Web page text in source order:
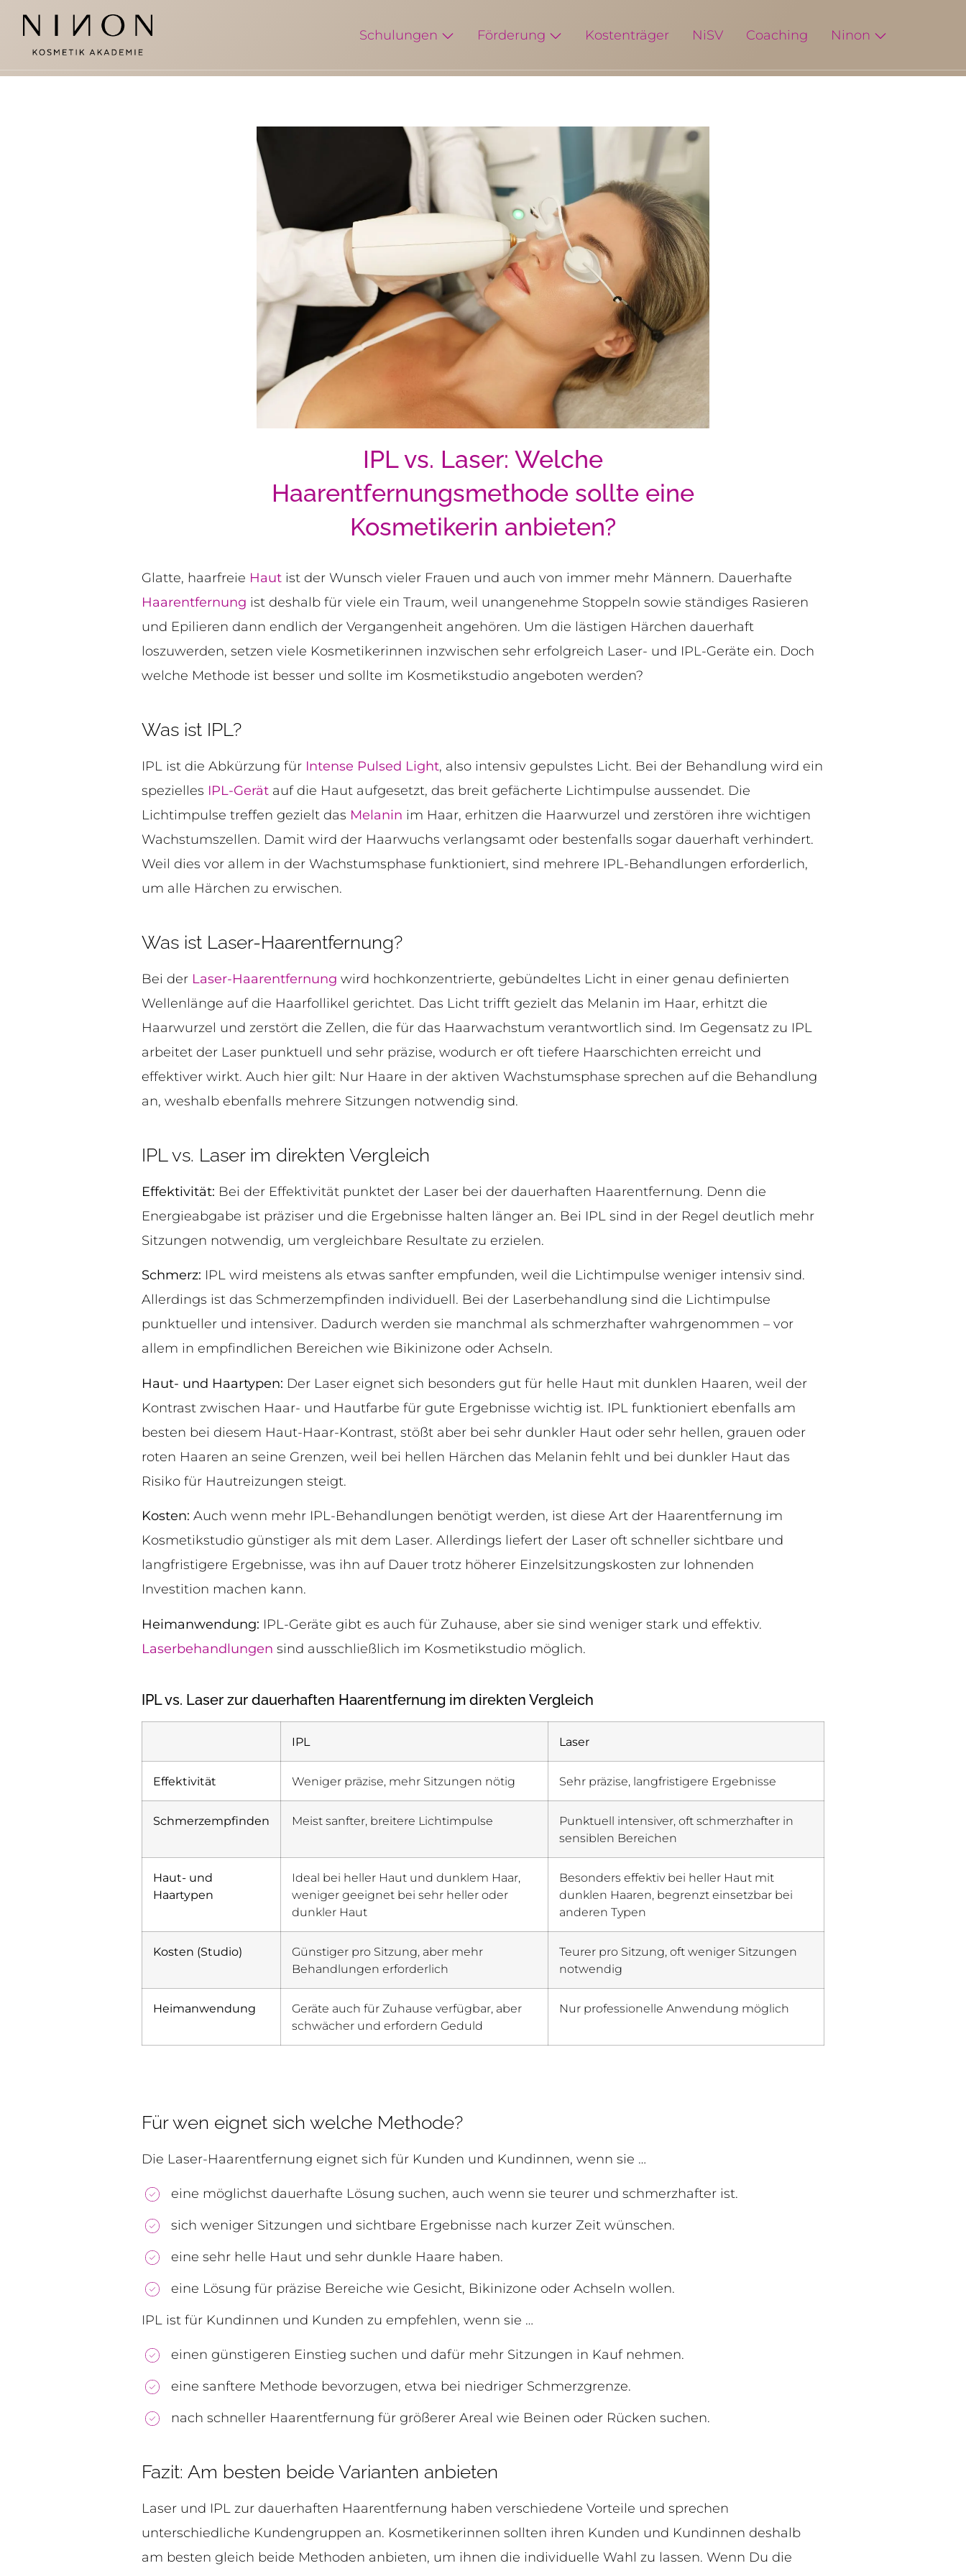
Schulungen Förderung Kostenträger NiSV Coaching Ninon
IPL vs. Laser: Welche
Haarentfernungsmethode sollte eine
Kosmetikerin anbieten?
Glatte, haarfreie Haut ist der Wunsch vieler Frauen und auch von immer mehr Männern. Dauerhafte
Haarentfernung ist deshalb für viele ein Traum, weil unangenehme Stoppeln sowie ständiges Rasieren
und Epilieren dann endlich der Vergangenheit angehören. Um die lästigen Härchen dauerhaft
loszuwerden, setzen viele Kosmetikerinnen inzwischen sehr erfolgreich Laser- und IPL-Geräte ein. Doch
welche Methode ist besser und sollte im Kosmetikstudio angeboten werden?
Was ist IPL?
IPL ist die Abkürzung für Intense Pulsed Light, also intensiv gepulstes Licht. Bei der Behandlung wird ein
spezielles IPL-Gerät auf die Haut aufgesetzt, das breit gefächerte Lichtimpulse aussendet. Die
Lichtimpulse treffen gezielt das Melanin im Haar, erhitzen die Haarwurzel und zerstören ihre wichtigen
Wachstumszellen. Damit wird der Haarwuchs verlangsamt oder bestenfalls sogar dauerhaft verhindert.
Weil dies vor allem in der Wachstumsphase funktioniert, sind mehrere IPL-Behandlungen erforderlich,
um alle Härchen zu erwischen.
Was ist Laser-Haarentfernung?
Bei der Laser-Haarentfernung wird hochkonzentrierte, gebündeltes Licht in einer genau definierten
Wellenlänge auf die Haarfollikel gerichtet. Das Licht trifft gezielt das Melanin im Haar, erhitzt die
Haarwurzel und zerstört die Zellen, die für das Haarwachstum verantwortlich sind. Im Gegensatz zu IPL
arbeitet der Laser punktuell und sehr präzise, wodurch er oft tiefere Haarschichten erreicht und
effektiver wirkt. Auch hier gilt: Nur Haare in der aktiven Wachstumsphase sprechen auf die Behandlung
an, weshalb ebenfalls mehrere Sitzungen notwendig sind.
IPL vs. Laser im direkten Vergleich
Effektivität: Bei der Effektivität punktet der Laser bei der dauerhaften Haarentfernung. Denn die
Energieabgabe ist präziser und die Ergebnisse halten länger an. Bei IPL sind in der Regel deutlich mehr
Sitzungen notwendig, um vergleichbare Resultate zu erzielen.
Schmerz: IPL wird meistens als etwas sanfter empfunden, weil die Lichtimpulse weniger intensiv sind.
Allerdings ist das Schmerzempfinden individuell. Bei der Laserbehandlung sind die Lichtimpulse
punktueller und intensiver. Dadurch werden sie manchmal als schmerzhafter wahrgenommen – vor
allem in empfindlichen Bereichen wie Bikinizone oder Achseln.
Haut- und Haartypen: Der Laser eignet sich besonders gut für helle Haut mit dunklen Haaren, weil der
Kontrast zwischen Haar- und Hautfarbe für gute Ergebnisse wichtig ist. IPL funktioniert ebenfalls am
besten bei diesem Haut-Haar-Kontrast, stößt aber bei sehr dunkler Haut oder sehr hellen, grauen oder
roten Haaren an seine Grenzen, weil bei hellen Härchen das Melanin fehlt und bei dunkler Haut das
Risiko für Hautreizungen steigt.
Kosten: Auch wenn mehr IPL-Behandlungen benötigt werden, ist diese Art der Haarentfernung im
Kosmetikstudio günstiger als mit dem Laser. Allerdings liefert der Laser oft schneller sichtbare und
langfristigere Ergebnisse, was ihn auf Dauer trotz höherer Einzelsitzungskosten zur lohnenden
Investition machen kann.
Heimanwendung: IPL-Geräte gibt es auch für Zuhause, aber sie sind weniger stark und effektiv.
Laserbehandlungen sind ausschließlich im Kosmetikstudio möglich.
IPL vs. Laser zur dauerhaften Haarentfernung im direkten Vergleich
IPL Laser
Effektivität Weniger präzise, mehr Sitzungen nötig Sehr präzise, langfristigere Ergebnisse
Schmerzempfinden Meist sanfter, breitere Lichtimpulse
Punktuell intensiver, oft schmerzhafter in
sensiblen Bereichen
Haut- und
Haartypen
Ideal bei heller Haut und dunklem Haar,
weniger geeignet bei sehr heller oder
dunkler Haut
Besonders effektiv bei heller Haut mit
dunklen Haaren, begrenzt einsetzbar bei
anderen Typen
Kosten (Studio)
Günstiger pro Sitzung, aber mehr
Behandlungen erforderlich
Teurer pro Sitzung, oft weniger Sitzungen
notwendig
Heimanwendung
Geräte auch für Zuhause verfügbar, aber
schwächer und erfordern Geduld
Nur professionelle Anwendung möglich
Für wen eignet sich welche Methode?
Die Laser-Haarentfernung eignet sich für Kunden und Kundinnen, wenn sie …
eine möglichst dauerhafte Lösung suchen, auch wenn sie teurer und schmerzhafter ist.
sich weniger Sitzungen und sichtbare Ergebnisse nach kurzer Zeit wünschen.
eine sehr helle Haut und sehr dunkle Haare haben.
eine Lösung für präzise Bereiche wie Gesicht, Bikinizone oder Achseln wollen.
IPL ist für Kundinnen und Kunden zu empfehlen, wenn sie …
einen günstigeren Einstieg suchen und dafür mehr Sitzungen in Kauf nehmen.
eine sanftere Methode bevorzugen, etwa bei niedriger Schmerzgrenze.
nach schneller Haarentfernung für größerer Areal wie Beinen oder Rücken suchen.
Fazit: Am besten beide Varianten anbieten
Laser und IPL zur dauerhaften Haarentfernung haben verschiedene Vorteile und sprechen
unterschiedliche Kundengruppen an. Kosmetikerinnen sollten ihren Kunden und Kundinnen deshalb
am besten gleich beide Methoden anbieten, um ihnen die individuelle Wahl zu lassen. Wenn Du die